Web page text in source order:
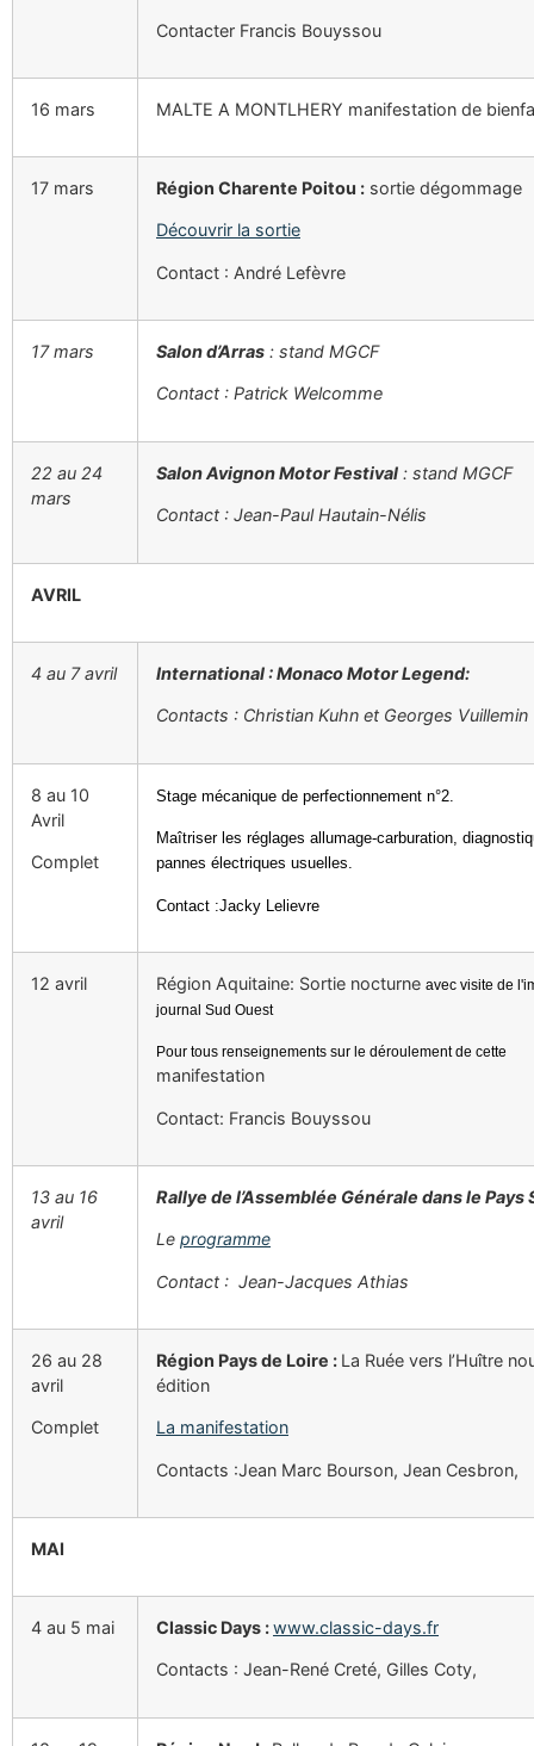
Contacter Francis Bouyssou
16 mars MALTE A MONTLHERY manifestation de
17 mars Région Charente Poitou : sortie dégommage
Découvrir la sortie
Contact : André Lefèvre
17 mars Salon d’Arras : stand MGCF
Contact : Patrick Welcomme
22 au 24
mars
Salon Avignon Motor Festival : stand MGCF
Contact : Jean-Paul Hautain-Nélis
AVRIL
4 au 7 avril International : Monaco Motor Legend:
Contacts : Christian Kuhn et Georges Vuillemin
8 au 10
Avril
Complet
Stage mécanique de perfectionnement n°2.
Maîtriser les réglages allumage-carburation,
pannes électriques usuelles.
Contact :Jacky Lelievre
12 avril Région Aquitaine: Sortie nocturne avec visite de
journal Sud Ouest
Pour tous renseignements sur le déroulement de cette
manifestation
Contact: Francis Bouyssou
13 au 16
avril
Rallye de l’Assemblée Générale dans le Pays
Le programme
Contact : Jean-Jacques Athias
26 au 28
avril
Complet
Région Pays de Loire : La Ruée vers l’Huître
édition
La manifestation
Contacts :Jean Marc Bourson, Jean Cesbron,
MAI
4 au 5 mai Classic Days :www.classic-days.fr
Contacts : Jean-René Creté, Gilles Coty,